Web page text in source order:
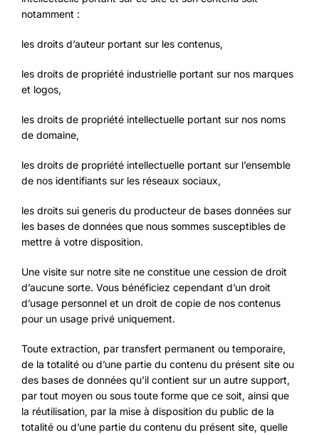
notamment :
les droits d’auteur portant sur les contenus,
les droits de propriété industrielle portant sur nos marques
et logos,
les droits de propriété intellectuelle portant sur nos noms
de domaine,
les droits de propriété intellectuelle portant sur l’ensemble
de nos identifiants sur les réseaux sociaux,
les droits sui generis du producteur de bases données sur
les bases de données que nous sommes susceptibles de
mettre à votre disposition.
Une visite sur notre site ne constitue une cession de droit
d’aucune sorte. Vous bénéficiez cependant d’un droit
d’usage personnel et un droit de copie de nos contenus
pour un usage privé uniquement.
Toute extraction, par transfert permanent ou temporaire,
de la totalité ou d’une partie du contenu du présent site ou
des bases de données qu’il contient sur un autre support,
par tout moyen ou sous toute forme que ce soit, ainsi que
la réutilisation, par la mise à disposition du public de la
totalité ou d’une partie du contenu du présent site, quelle